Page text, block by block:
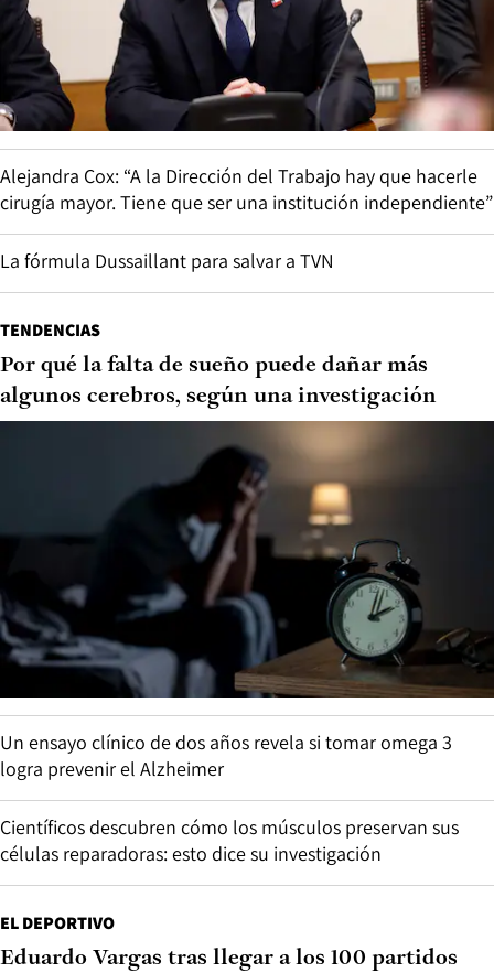
Alejandra Cox: “A la Dirección del Trabajo hay que hacerle
cirugía mayor. Tiene que ser una institución independiente”
La fórmula Dussaillant para salvar a TVN
TENDENCIAS
Por qué la falta de sueño puede dañar más
algunos cerebros, según una investigación
Un ensayo clínico de dos años revela si tomar omega 3
logra prevenir el Alzheimer
Científicos descubren cómo los músculos preservan sus
células reparadoras: esto dice su investigación
EL DEPORTIVO
Eduardo Vargas tras llegar a los 100 partidos